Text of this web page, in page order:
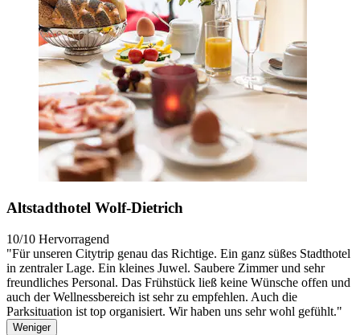
Altstadthotel Wolf-Dietrich
10/10 Hervorragend
"Für unseren Citytrip genau das Richtige. Ein ganz süßes Stadthotel
in zentraler Lage. Ein kleines Juwel. Saubere Zimmer und sehr
freundliches Personal. Das Frühstück ließ keine Wünsche offen und
auch der Wellnessbereich ist sehr zu empfehlen. Auch die
Parksituation ist top organisiert. Wir haben uns sehr wohl gefühlt."
Weniger